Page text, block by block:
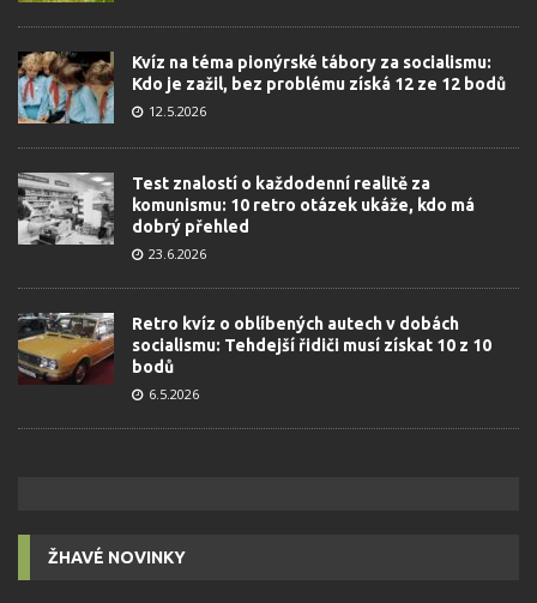
Kvíz na téma pionýrské tábory za socialismu:
Kdo je zažil, bez problému získá 12 ze 12 bodů
12.5.2026
Test znalostí o každodenní realitě za
komunismu: 10 retro otázek ukáže, kdo má
dobrý přehled
23.6.2026
Retro kvíz o oblíbených autech v dobách
socialismu: Tehdejší řidiči musí získat 10 z 10
bodů
6.5.2026
ŽHAVÉ NOVINKY